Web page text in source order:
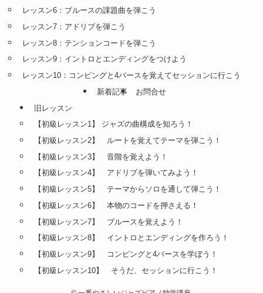
レッスン6：ブルースの課題曲を弾こう
レッスン7：アドリブを弾こう
レッスン8：テンションコードを弾こう
レッスン9：イントロとエンディングをつけよう
レッスン10：コンピングと4バースを覚えてセッションに行こう
新着記事
お問合せ
旧レッスン
【初級レッスン1】 ジャズの曲構成を知ろう！
【初級レッスン2】 ルートを覚えてテーマを弾こう！
【初級レッスン3】 音階を覚えよう！
【初級レッスン4】 アドリブを弾いてみよう！
【初級レッスン5】 テーマからソロを通して弾こう！
【初級レッスン6】 本物のコードを押さえる！
【初級レッスン7】 ブルースを覚えよう！
【初級レッスン8】 イントロとエンディングを作ろう！
【初級レッスン9】 コンピングと4バースを学ぼう！
【初級レッスン10】 そうだ、セッションに行こう！